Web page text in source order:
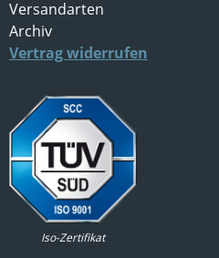
Versandarten
Archiv
Vertrag widerrufen
Iso-Zertifikat